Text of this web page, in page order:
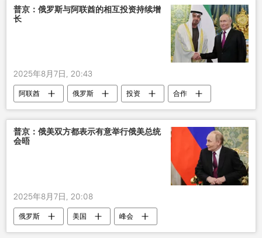
普京：俄罗斯与阿联酋的相互投资持续增
长
2025年8月7日, 20:43
阿联酋 俄罗斯 投资
合作
经济
普京：俄美双方都表示有意举行俄美总统
会晤
2025年8月7日, 20:08
俄罗斯 美国 峰会